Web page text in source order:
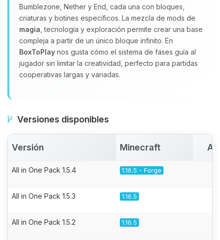
Bumblezone, Nether y End, cada una con bloques,
criaturas y botines específicos. La mezcla de mods de
magia , tecnología y exploración permite crear una base
compleja a partir de un único bloque infinito. En
BoxToPlay nos gusta cómo el sistema de fases guía al
jugador sin limitar la creatividad, perfecto para partidas
cooperativas largas y variadas.
Versiones disponibles
Versión Minecraft
All in One Pack 1.5.4 1.16.5 - Forge
All in One Pack 1.5.3 1.16.5
All in One Pack 1.5.2 1.16.5